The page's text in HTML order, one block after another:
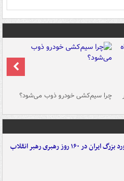
چرا سیم‌کشی خودرو ذوب می‌شود؟